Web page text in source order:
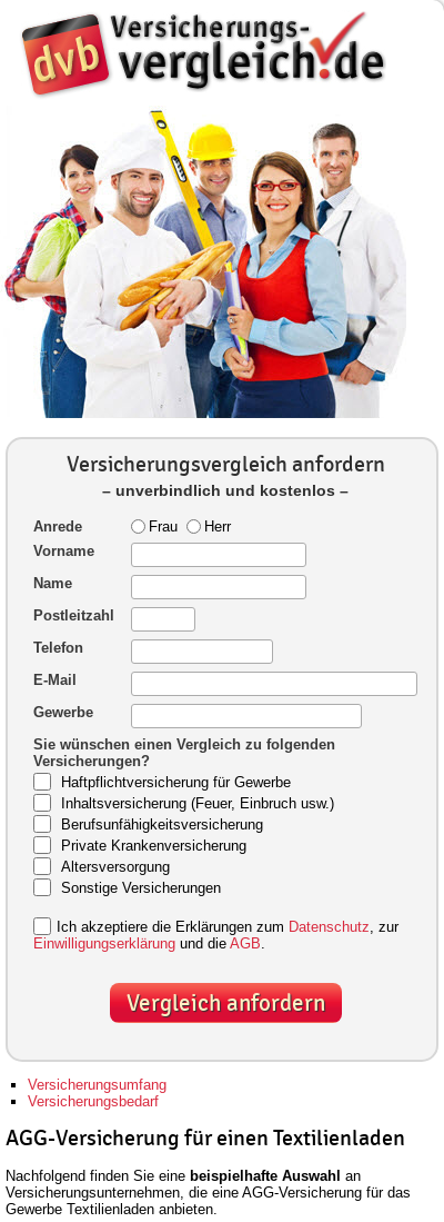
Versicherungsvergleich anfordern
– unverbindlich und kostenlos –
Anrede Frau
Herr
Vorname
Name
Postleitzahl
Telefon
E-Mail
Gewerbe
Sie wünschen einen Vergleich zu folgenden
Versicherungen?
Haftpflichtversicherung für Gewerbe
Inhaltsversicherung (Feuer, Einbruch usw.)
Berufsunfähigkeitsversicherung
Private Krankenversicherung
Altersversorgung
Sonstige Versicherungen
Ich akzeptiere die Erklärungen zum Datenschutz , zur
Einwilligungserklärung und die AGB.
Vergleich anfordern
Versicherungsumfang
Versicherungsbedarf
AGG-Versicherung für einen Textilienladen
Nachfolgend finden Sie eine beispielhafte Auswahl an
Versicherungsunternehmen, die eine AGG-Versicherung für das
Gewerbe Textilienladen anbieten.